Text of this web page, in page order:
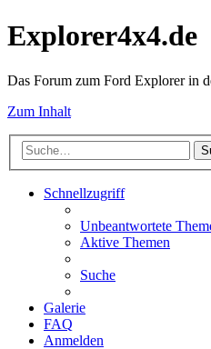
Explorer4x4.de
Das Forum zum Ford Explorer in
Zum Inhalt
Schnellzugriff
Unbeantwortete
Aktive Themen
Suche
Galerie
FAQ
Anmelden